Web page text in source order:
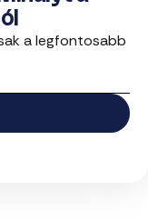
a legfontosabb